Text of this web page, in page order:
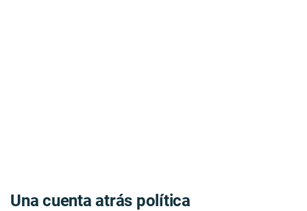
Una cuenta atrás política